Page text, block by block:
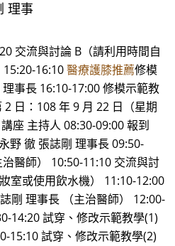
理事
交流與討論 B（請利用時間自
16:10醫療護膝推薦修模
事長 16:10-17:00 修模示範教
日：108 年 9 月 22 日（星期
座 主持人 08:30-09:00 報到
野 徹 張誌剛 理事長 09:50-
醫師） 10:50-11:10 交流與討
室或使用飲水機） 11:10-12:00
剛 理事長 （主治醫師） 12:00-
14:20 試穿、修改示範教學(1)
15:10 試穿、修改示範教學(2)